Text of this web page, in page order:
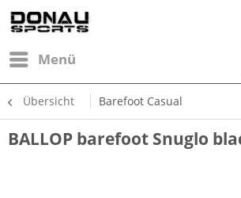
Menü
Übersicht Barefoot Casual
BALLOP barefoot Snuglo